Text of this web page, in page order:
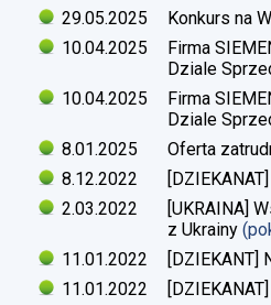
29.05.2025
Konkurs na
10.04.2025
Firma
Dziale
10.04.2025
Firma
Dziale
8.01.2025
Oferta
8.12.2022
2.03.2022
[UKRAINA]
z Ukrainy
11.01.2022
[DZIEKANT]
11.01.2022